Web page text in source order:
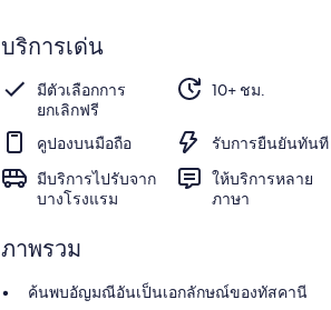
บริการเด่น
มีตัวเลือกการ
ยกเลิกฟรี
10+ ชม.
คูปองบนมือถือ
รับการยืนยันทันที
มีบริการไปรับจาก
บางโรงแรม
ให้บริการหลาย
ภาษา
ภาพรวม
ค้นพบอัญมณีอันเป็นเอกลักษณ์ของทัสคานี